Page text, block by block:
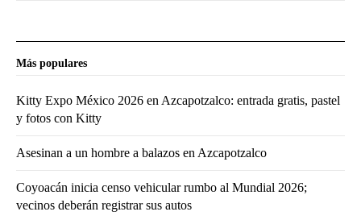
Más populares
Kitty Expo México 2026 en Azcapotzalco: entrada gratis, pastel
y fotos con Kitty
Asesinan a un hombre a balazos en Azcapotzalco
Coyoacán inicia censo vehicular rumbo al Mundial 2026;
vecinos deberán registrar sus autos